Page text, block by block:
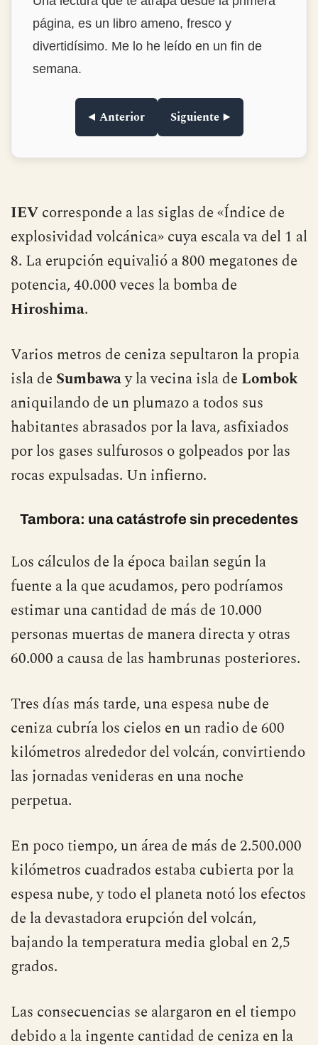
narrarlas de forma tan amena y con ese
punto de ironía tan divertido. La
encuadernación en tapa dura, de las que ya
compré para regalar y me lo quedé para mí.
◀ Anterior Siguiente ▶
IEV corresponde a las siglas de «Índice de
explosividad volcánica» cuya escala va del 1 al
8. La erupción equivalió a 800 megatones de
Hiroshima.
Varios metros de ceniza sepultaron la propia
isla deSumbaway la vecina isla deLombok
aniquilando de un plumazo a todos sus
habitantes abrasados por la lava, asfixiados
rocas expulsadas. Un infierno.
Tambora: una catástrofe sin precedentes
Los cálculos de la época bailan según la
fuente a la que acudamos, pero podríamos
estimar una cantidad de más de 10.000
60.000 a causa de las hambrunas posteriores.
Tres días más tarde, una espesa nube de
ceniza cubría los cielos en un radio de 600
kilómetros alrededor del volcán, convirtiendo
perpetua.
En poco tiempo, un área de más de 2.500.000
kilómetros cuadrados estaba cubierta por la
espesa nube, y todo el planeta notó los efectos
de la devastadora erupción del volcán,
grados.